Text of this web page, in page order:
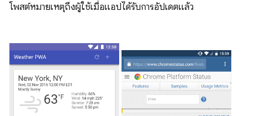
โพสต์หมายเหตุถึงผู้ใช้เมื่อแอปได้รับการอัปเดตแล้ว